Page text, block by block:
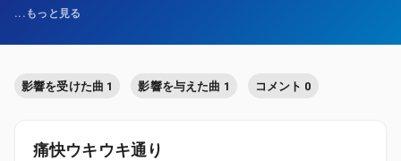
...もっと見る
影響を受けた曲 1 影響を与えた曲 1 コメント 0
痛快ウキウキ通り